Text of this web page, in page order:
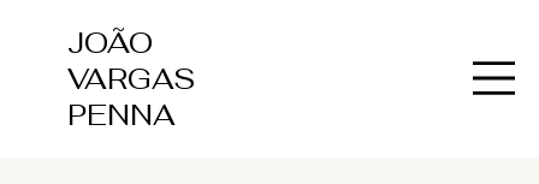
JOÃO
VARGAS
PENNA